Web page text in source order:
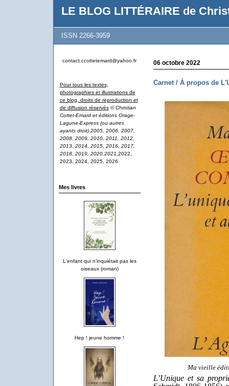
LE BLOG LITTÉRAIRE de
ISSN 2266-3959
contact.ccottetemard@yahoo.fr
Pour tous les textes,
photographies et illustrations de
ce blog, droits de reproduction et
de diffusion réservés © Christian
Cottet-Emard et éditions Orage-
Lagune-Express (ou autres
ayants droit) 2005, 2006, 2007,
2008, 2009, 2010, 2011, 2012,
2013, 2014, 2015, 2016, 2017,
2018, 2019, 2020,2021 ,2022,
2023, 2024, 2025, 2026.
Mes livres
L'enfant qui n'inquiétait pas les
oiseaux (roman)
Hep ! jeune homme !
06 octobre 2022
Carnet / À propos de
Ma vieille
L’Unique et sa